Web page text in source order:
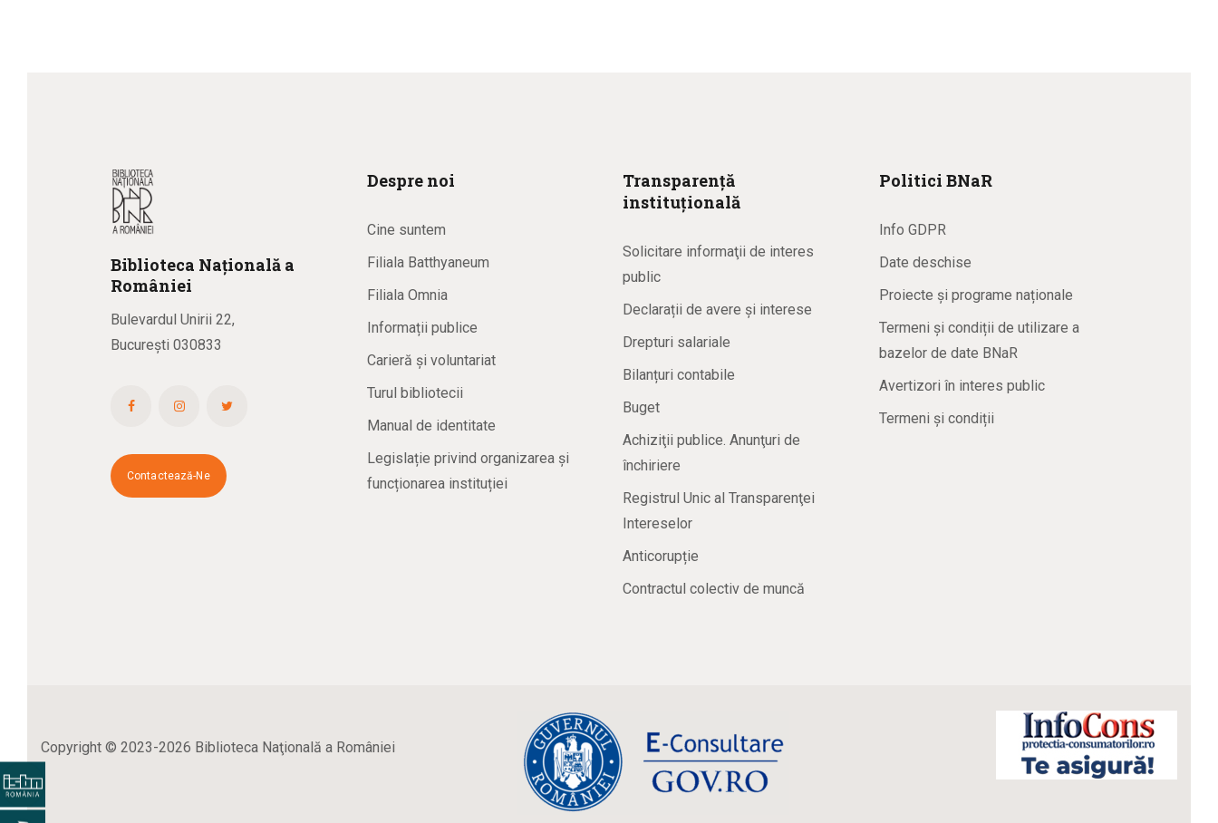
Biblioteca Națională a
României
Bulevardul Unirii 22,
București 030833
Contactează-Ne
Despre noi
Cine suntem
Filiala Batthyaneum
Filiala Omnia
Informații publice
Carieră și voluntariat
Turul bibliotecii
Manual de identitate
Legislație privind organizarea și
funcționarea instituției
Transparență
instituțională
Solicitare informaţii de interes
public
Declarații de avere și interese
Drepturi salariale
Bilanțuri contabile
Buget
Achiziţii publice. Anunţuri de
închiriere
Registrul Unic al Transparenţei
Intereselor
Anticorupție
Contractul colectiv de muncă
Politici BNaR
Info GDPR
Date deschise
Proiecte și programe naționale
Termeni și condiții de utilizare a
bazelor de date BNaR
Avertizori în interes public
Termeni și condiții
Copyright © 2023-2026 Biblioteca Naţională a României